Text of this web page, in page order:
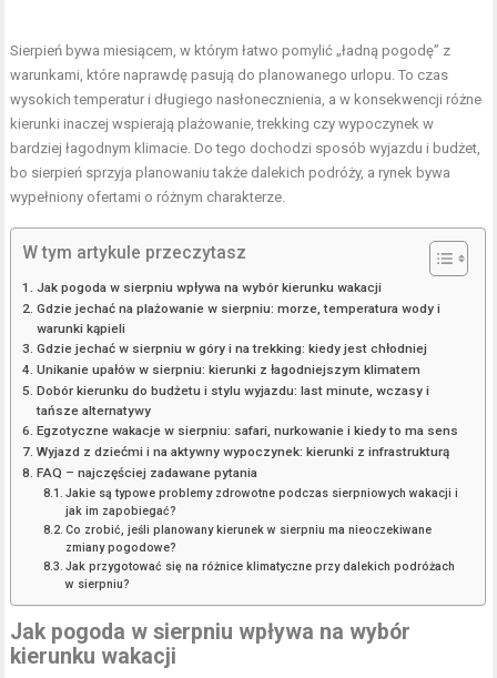
Sierpień bywa miesiącem, w którym łatwo pomylić „ładną pogodę” z
warunkami, które naprawdę pasują do planowanego urlopu. To czas
wysokich temperatur i długiego nasłonecznienia, a w konsekwencji różne
kierunki inaczej wspierają plażowanie, trekking czy wypoczynek w
bardziej łagodnym klimacie. Do tego dochodzi sposób wyjazdu i budżet,
bo sierpień sprzyja planowaniu także dalekich podróży, a rynek bywa
wypełniony ofertami o różnym charakterze.
W tym artykule przeczytasz
Jak pogoda w sierpniu wpływa na wybór kierunku wakacji
Gdzie jechać na plażowanie w sierpniu: morze, temperatura wody i
warunki kąpieli
Gdzie jechać w sierpniu w góry i na trekking: kiedy jest chłodniej
Unikanie upałów w sierpniu: kierunki z łagodniejszym klimatem
Dobór kierunku do budżetu i stylu wyjazdu: last minute, wczasy i
tańsze alternatywy
Egzotyczne wakacje w sierpniu: safari, nurkowanie i kiedy to ma sens
Wyjazd z dziećmi i na aktywny wypoczynek: kierunki z infrastrukturą
FAQ – najczęściej zadawane pytania
Jakie są typowe problemy zdrowotne podczas sierpniowych wakacji i
jak im zapobiegać?
Co zrobić, jeśli planowany kierunek w sierpniu ma nieoczekiwane
zmiany pogodowe?
Jak przygotować się na różnice klimatyczne przy dalekich podróżach
w sierpniu?
Jak pogoda w sierpniu wpływa na wybór
kierunku wakacji